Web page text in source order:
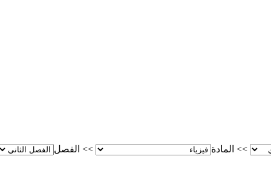
>> المادة >> الفصل